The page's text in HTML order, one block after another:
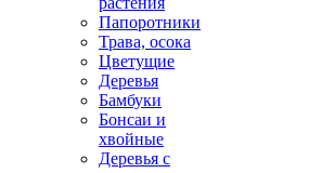
Папоротники
Трава, осока
Цветущие
Деревья
Бамбуки
Бонсаи и
хвойные
Деревья с